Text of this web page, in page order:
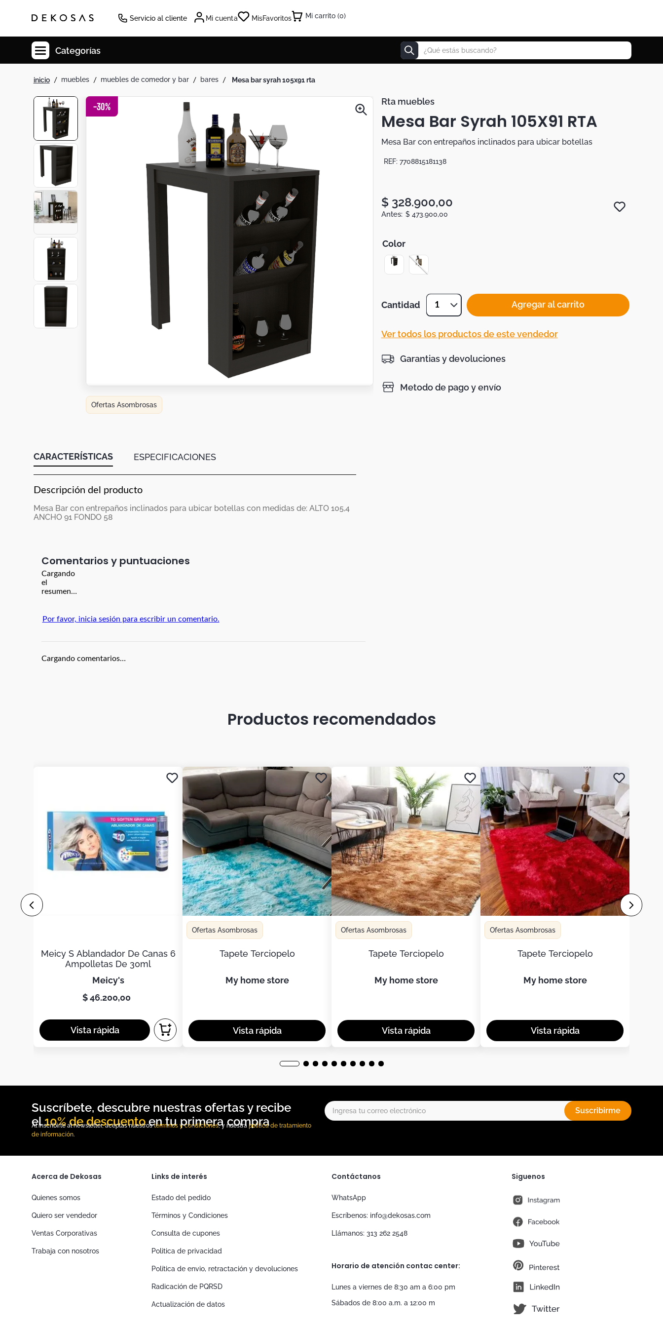
Servicio al cliente Mi cuenta MisFavoritos 0
Categorías ¿Qué estás buscando?
muebles muebles de comedor y bar bares mesa bar syrah 105x91 rta
-30%
Ofertas Asombrosas
CARACTERÍSTICAS ESPECIFICACIONES
Descripción del producto
Mesa Bar con entrepaños inclinados para ubicar botellas con medidas de: ALTO 105,4
ANCHO 91 FONDO 58
Comentarios
Cargando
el
resumen…
Por favor, inicia sesión para escribir un comentario.
Cargando comentarios…
Rta muebles
Mesa Bar Syrah 105X91 RTA
Mesa Bar con entrepaños inclinados para ubicar botellas
REF: 7708815181138
$ 328.900,00
$ 473.900,00
Color
Cantidad 1 Agregar al carrito
Ver todos los productos de este vendedor
Garantias y devoluciones
Metodo de pago y envío
Productos recomendados
Meicy S Ablandador De Canas 6
Ampolletas De 30ml
meicy's
$ 46.200,00
Ofertas Asombrosas
Tapete Terciopelo
my home store
Ofertas Asombrosas
Tapete Terciopelo
my home store
Ofertas Asombrosas
Tapete Terciopelo
my home store
10% de descuento
Suscribirme
Al inscribirte al newsletter, aceptas nuestrostérminos y condiciones, y nuestra política de tratamiento
de información.
Acerca de Dekosas
Quienes somos
Quiero ser vendedor
Ventas Corporativas
Trabaja con nosotros
Links de interés
Estado del pedido
Términos y Condiciones
Consulta de cupones
Politica de privacidad
Política de envio, retractación y devoluciones
Radicación de PQRSD
Actualización de datos
Contáctanos
WhatsApp
Escríbenos: info@dekosas.com
Llámanos: 313 262 2548
Horario de atención contac center:
Lunes a viernes de 8:30 am a 6:00 pm
Sábados de 8:00 a.m. a 12:00 m
Siguenos
instagram
fb
You Tube
pt
lk
tw
Cuadros
Sillas
Lamparas
Duvet
Botas
Dko